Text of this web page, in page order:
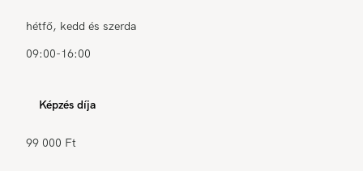
hétfő, kedd és szerda
09:00-16:00
Képzés díja
99 000 Ft